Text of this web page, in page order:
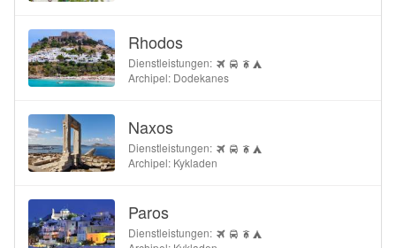
Rhodos
Dienstleistungen:
Archipel: Dodekanes
Naxos
Dienstleistungen:
Archipel: Kykladen
Paros
Dienstleistungen: